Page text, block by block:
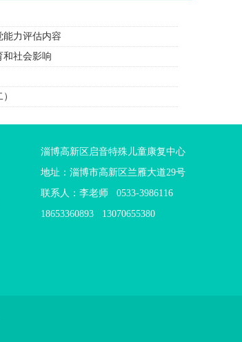
能力评估内容
和社会影响
淄博高新区启音特殊儿童康复中心
地址：淄博市高新区兰雁大道29号
联系人：李老师 0533-3986116
18653360893 13070655380